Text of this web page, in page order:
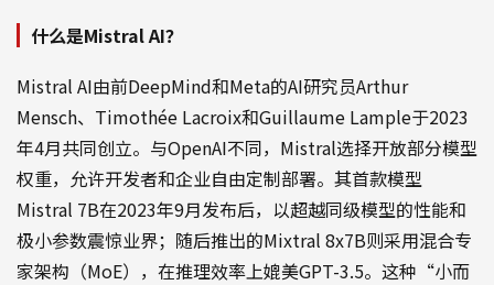
什么是Mistral AI？
Mistral AI由前DeepMind和Meta的AI研究员Arthur
Mensch、Timothée Lacroix和Guillaume Lample于2023
年4月共同创立。与OpenAI不同，Mistral选择开放部分模型
权重，允许开发者和企业自由定制部署。其首款模型
Mistral 7B在2023年9月发布后，以超越同级模型的性能和
极小参数震惊业界；随后推出的Mixtral 8x7B则采用混合专
家架构（MoE），在推理效率上媲美GPT-3.5。这种“小而